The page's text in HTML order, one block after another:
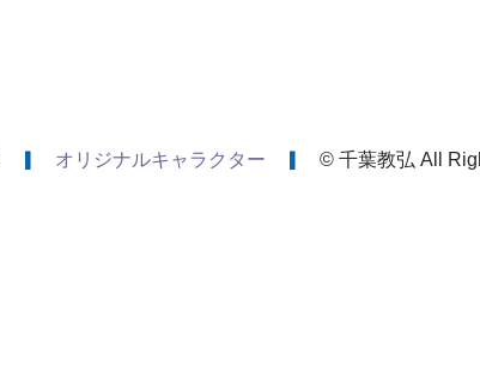
オリジナルキャラクター © 千葉教弘 All